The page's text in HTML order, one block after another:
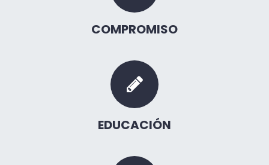
COMPROMISO
EDUCACIÓN